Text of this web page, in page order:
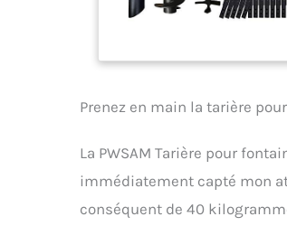
Prenez en main la tarière
La PWSAM Tarière pour
immédiatement capté mon
conséquent de 40